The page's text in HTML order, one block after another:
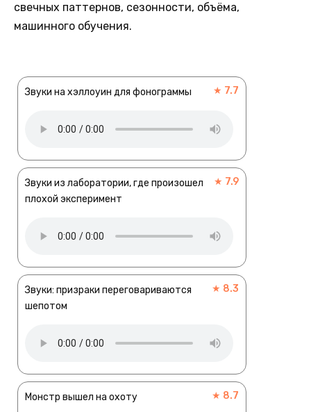
свечных паттернов, сезонности, объёма,
машинного обучения.
Звуки на хэллоуин для фонограммы ★ 7.7
Звуки из лаборатории, где произошел
плохой эксперимент
★ 7.9
Звуки: призраки переговариваются
шепотом
★ 8.3
Монстр вышел на охоту ★ 8.7